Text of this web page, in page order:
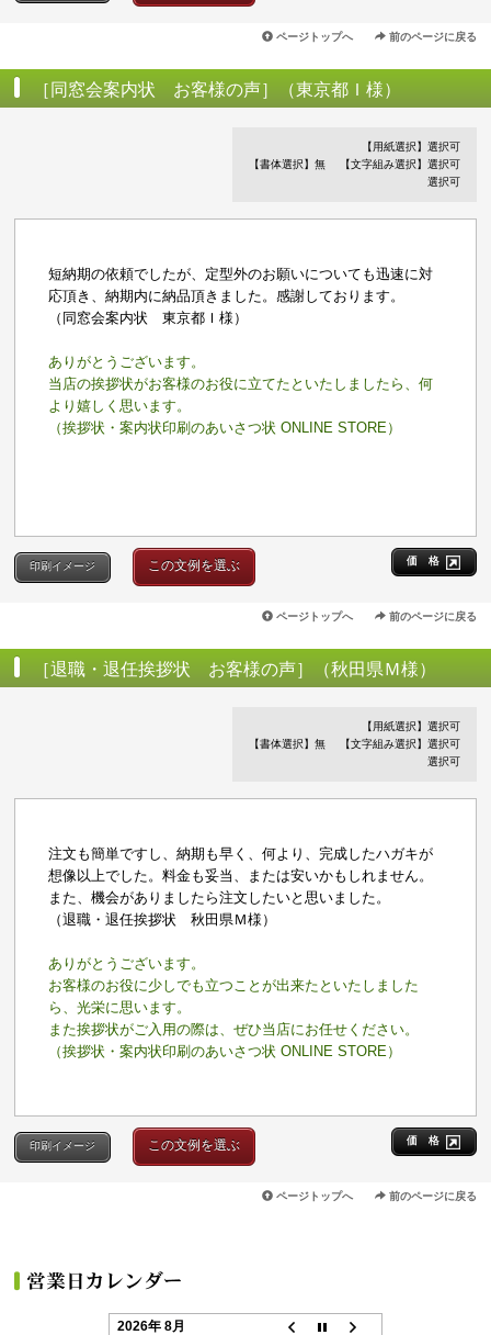
ページトップへ 前のページに戻る
［同窓会案内状 お客様の声］（東京都Ｉ様）
【用紙選択】選択可
【書体選択】無
【文字組み選択】選択可
選択可
短納期の依頼でしたが、定型外のお願いについても迅速に対
応頂き、納期内に納品頂きました。感謝しております。
（同窓会案内状 東京都Ｉ様）
ありがとうございます。
当店の挨拶状がお客様のお役に立てたといたしましたら、何
より嬉しく思います。
（挨拶状・案内状印刷のあいさつ状 ONLINE STORE）
価 格
印刷イメージ この文例を選ぶ
ページトップへ 前のページに戻る
［退職・退任挨拶状 お客様の声］（秋田県Ｍ様）
【用紙選択】選択可
【書体選択】無
【文字組み選択】選択可
選択可
注文も簡単ですし、納期も早く、何より、完成したハガキが
想像以上でした。料金も妥当、または安いかもしれません。
また、機会がありましたら注文したいと思いました。
（退職・退任挨拶状 秋田県Ｍ様）
ありがとうございます。
お客様のお役に少しでも立つことが出来たといたしました
ら、光栄に思います。
また挨拶状がご入用の際は、ぜひ当店にお任せください。
（挨拶状・案内状印刷のあいさつ状 ONLINE STORE）
価 格
印刷イメージ この文例を選ぶ
ページトップへ 前のページに戻る
2026年 8月